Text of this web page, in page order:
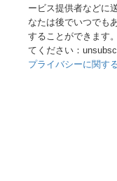
ービス提供者などに
なたは後でいつでも
することができます
てください：
プライバシーに関す